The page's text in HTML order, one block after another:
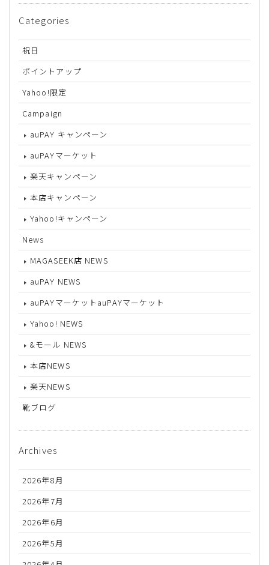
Categories
祝日
ポイントアップ
Yahoo!限定
Campaign
auPAY キャンペーン
auPAYマーケット
楽天キャンペーン
本店キャンペーン
Yahoo!キャンペーン
News
MAGASEEK店 NEWS
auPAY NEWS
auPAYマーケットauPAYマーケット
Yahoo! NEWS
&モール NEWS
本店NEWS
楽天NEWS
靴ブログ
Archives
2026年8月
2026年7月
2026年6月
2026年5月